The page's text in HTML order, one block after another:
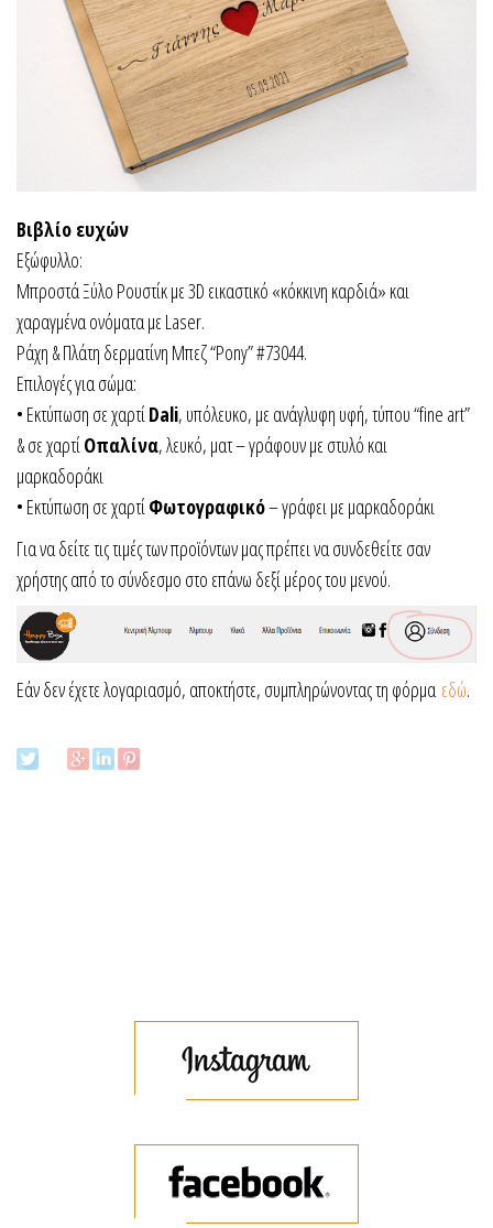
Βιβλίο ευχών
Εξώφυλλο:
Μπροστά Ξύλο Ρουστίκ με 3D εικαστικό «κόκκινη καρδιά» και
χαραγμένα ονόματα με Laser.
Ράχη & Πλάτη δερματίνη Μπεζ “Pony” #73044.
Επιλογές για σώμα:
• Εκτύπωση σε χαρτί Dali, υπόλευκο, με ανάγλυφη υφή, τύπου “fine art”
& σε χαρτί Οπαλίνα, λευκό, ματ – γράφουν με στυλό και
μαρκαδοράκι
• Εκτύπωση σε χαρτί Φωτογραφικό– γράφει με μαρκαδοράκι
Για να δείτε τις τιμές των προϊόντων μας πρέπει να συνδεθείτε σαν
χρήστης από το σύνδεσμο στο επάνω δεξί μέρος του μενού.
Εάν δεν έχετε λογαριασμό, αποκτήστε, συμπληρώνοντας τη φόρμα εδώ.